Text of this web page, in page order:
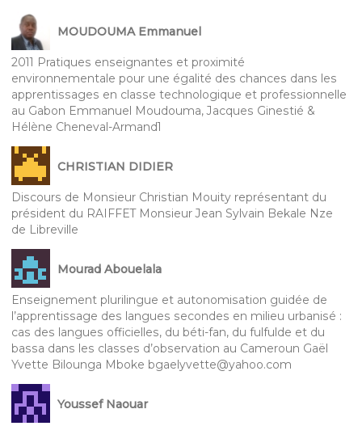
MOUDOUMA Emmanuel
2011 Pratiques enseignantes et proximité
environnementale pour une égalité des chances dans les
apprentissages en classe technologique et professionnelle
au Gabon Emmanuel Moudouma, Jacques Ginestié &
Hélène Cheneval-Armand1
CHRISTIAN DIDIER
Discours de Monsieur Christian Mouity représentant du
président du RAIFFET Monsieur Jean Sylvain Bekale Nze
de Libreville
Mourad Abouelala
Enseignement plurilingue et autonomisation guidée de
l’apprentissage des langues secondes en milieu urbanisé :
cas des langues officielles, du béti-fan, du fulfulde et du
bassa dans les classes d’observation au Cameroun Gaël
Yvette Bilounga Mboke bgaelyvette@yahoo.com
Youssef Naouar